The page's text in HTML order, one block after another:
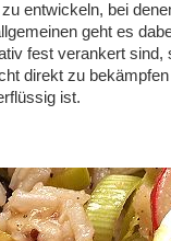
entwickeln, bei
geht es
fest verankert sind,
direkt zu
ist.